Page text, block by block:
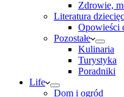
Zdrowie,
Literatura
Opowieści
Pozostałe
Kulinaria
Turystyka
Poradniki
Life
Dom i ogród